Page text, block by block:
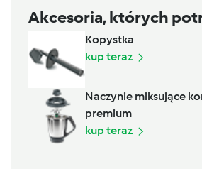
Akcesoria, których
Kopystka
kup teraz
Naczynie miksujące
premium
kup teraz